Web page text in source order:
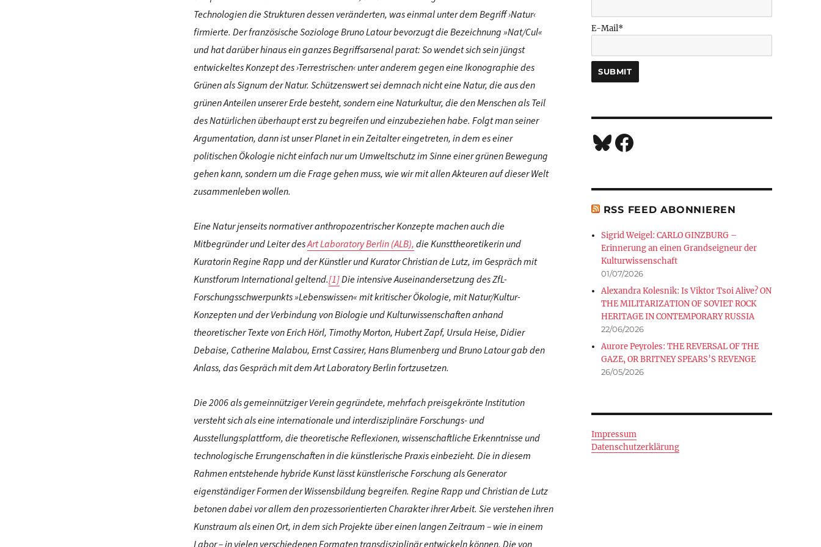
Technologien die Strukturen dessen veränderten, was einmal unter dem Begriff ›Natur‹
firmierte. Der französische Soziologe Bruno Latour bevorzugt die Bezeichnung »Nat/Cul«
und hat darüber hinaus ein ganzes Begriffsarsenal parat: So wendet sich sein jüngst
entwickeltes Konzept des ›Terrestrischen‹ unter anderem gegen eine Ikonographie des
Grünen als Signum der Natur. Schützenswert sei demnach nicht eine Natur, die aus den
grünen Anteilen unserer Erde besteht, sondern eine Naturkultur, die den Menschen als Teil
des Natürlichen überhaupt erst zu begreifen und einzubeziehen habe. Folgt man seiner
Argumentation, dann ist unser Planet in ein Zeitalter eingetreten, in dem es einer
politischen Ökologie nicht einfach nur um Umweltschutz im Sinne einer grünen Bewegung
gehen kann, sondern um die Frage gehen muss, wie wir mit allen Akteuren auf dieser Welt
zusammenleben wollen.
Eine Natur jenseits normativer anthropozentrischer Konzepte machen auch die
Mitbegründer und Leiter desArt Laboratory Berlin (ALB),die Kunsttheoretikerin und
Kuratorin Regine Rapp und der Künstler und Kurator Christian de Lutz, im Gespräch mit
Kunstforum International geltend.[1]Die intensive Auseinandersetzung des ZfL-
Forschungsschwerpunkts »Lebenswissen« mit kritischer Ökologie, mit Natur/Kultur-
Konzepten und der Verbindung von Biologie und Kulturwissenschaften anhand
theoretischer Texte von Erich Hörl, Timothy Morton, Hubert Zapf, Ursula Heise, Didier
Debaise, Catherine Malabou, Ernst Cassirer, Hans Blumenberg und Bruno Latour gab den
Anlass, das Gespräch mit dem Art Laboratory Berlin fortzusetzen.
Die 2006 als gemeinnütziger Verein gegründete, mehrfach preisgekrönte Institution
versteht sich als eine internationale und interdisziplinäre Forschungs- und
Ausstellungsplattform, die theoretische Reflexionen, wissenschaftliche Erkenntnisse und
technologische Errungenschaften in die künstlerische Praxis einbezieht. Die in diesem
Rahmen entstehende hybride Kunst lässt künstlerische Forschung als Generator
eigenständiger Formen der Wissensbildung begreifen. Regine Rapp und Christian de Lutz
betonen dabei vor allem den prozessorientierten Charakter ihrer Arbeit. Sie verstehen ihren
Kunstraum als einen Ort, in dem sich Projekte über einen langen Zeitraum – wie in einem
Labor – in vielen verschiedenen Formaten transdisziplinär entwickeln können. Die von
E-Mail*
Bluesky
Facebook
RSS FEED ABONNIEREN
Sigrid Weigel: CARLO GINZBURG –
Erinnerung an einen Grandseigneur der
Kulturwissenschaft
01/07/2026
Alexandra Kolesnik: Is Viktor Tsoi Alive? ON
THE MILITARIZATION OF SOVIET ROCK
HERITAGE IN CONTEMPORARY RUSSIA
22/06/2026
Aurore Peyroles: THE REVERSAL OF THE
GAZE, OR BRITNEY SPEARS’S REVENGE
26/05/2026
Impressum
Datenschutzerklärung